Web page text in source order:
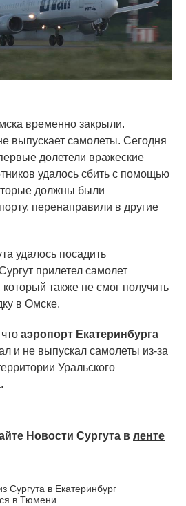
временно закрыли.
выпускает самолеты. Сегодня
долетели вражеские
удалось сбить с помощью
должны были
перенаправили в другие
удалось посадить
прилетел самолет
также не смог получить
в Омске.
аэропорт Екатеринбурга
и не выпускал самолеты из-за
Уральского
Новости Сургута в ленте
Сургута в Екатеринбург
в Тюмени